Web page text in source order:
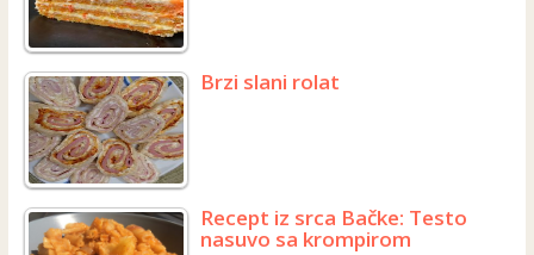
Brzi slani rolat
Recept iz srca Bačke: Testo
nasuvo sa krompirom